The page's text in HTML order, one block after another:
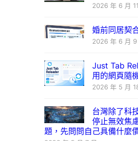
2026 年 6 月
婚前同居契
2026 年 6 月 9
Just Tab
用的網頁隨
2026 年 5 月
台灣除了科
停止無效焦
題，先問問自己具備什麼